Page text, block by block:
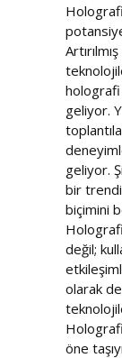
holografi
geliyor.
geliyor.
bir
biçimini
değil;
olarak
öne